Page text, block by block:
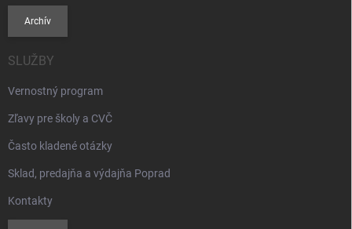
Archív
SLUŽBY
Vernostný program
Zľavy pre školy a CVČ
Často kladené otázky
Sklad, predajňa a výdajňa Poprad
Kontakty